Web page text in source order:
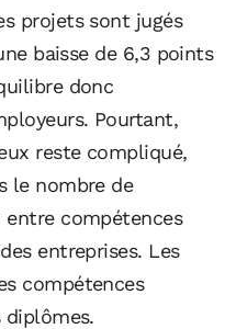
projets sont jugés
baisse de 6,3 points
donc
Pourtant,
reste compliqué,
le nombre de
entre compétences
entreprises. Les
compétences
diplômes.